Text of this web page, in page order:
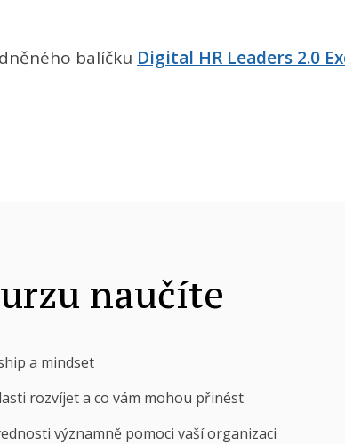
balíčku Digital HR Leaders 2.0
naučíte
a mindset
rozvíjet a co vám mohou přinést
významně pomoci vaší organizaci